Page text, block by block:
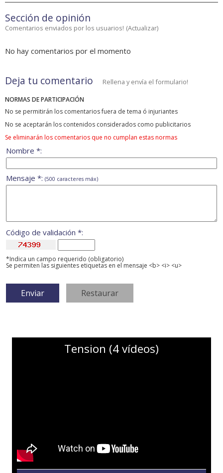
Sección de opinión
Comentarios enviados por los usuarios! (Actualizar)
No hay comentarios por el momento
Deja tu comentario Rellena y envía el formulario!
NORMAS DE PARTICIPACIÓN
No se permitirán los comentarios fuera de tema ó injuriantes
No se aceptarán los contenidos considerados como publicitarios
Se eliminarán los comentarios que no cumplan estas normas
Nombre *:
Mensaje *: (500 caracteres máx)
Código de validación *:
*Indica un campo requerido (obligatorio)
Se permiten las siguientes etiquetas en el mensaje <b> <i> <u>
Tension (4 vídeos)